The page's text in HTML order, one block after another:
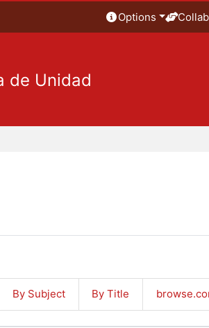
Options
de Unidad
By Subject By Title